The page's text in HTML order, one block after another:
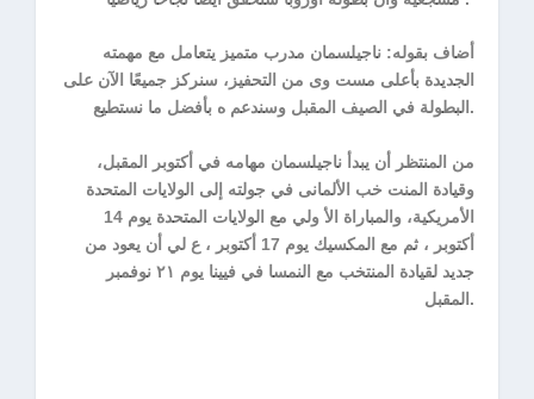
أضاف بقوله: ناجيلسمان مدرب متميز يتعامل مع مهمته
الجديدة بأعلى مست وى من التحفيز، سنركز جميعًا الآن على
البطولة في الصيف المقبل وسندعم ه بأفضل ما نستطيع.
وقيادة المنت خب الألمانى في جولته إلى الولايات المتحدة
الأمريكية، والمباراة الأ ولي مع الولايات المتحدة يوم 14
أكتوبر ، ثم مع المكسيك يوم 17 أكتوبر ، ع لي أن يعود من
جديد لقيادة المنتخب مع النمسا في فيينا يوم ٢١ نوفمبر
المقبل.